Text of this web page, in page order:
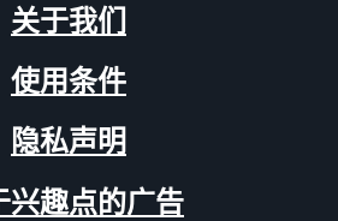
关于我们
使用条件
隐私声明
兴趣点的广告